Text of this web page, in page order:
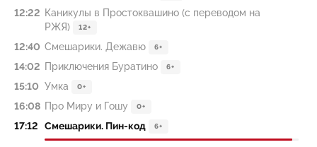
12:22 Каникулы в Простоквашино (с переводом на
РЖЯ)
12+
12:40 Смешарики. Дежавю 6+
14:02 Приключения Буратино 6+
15:10 Умка 0+
16:08 Про Миру и Гошу 0+
17:12 Смешарики. Пин-код 6+